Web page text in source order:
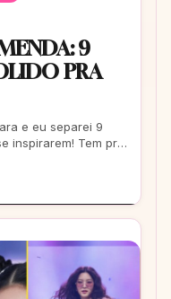
9
PRA
e eu separei 9
inspirarem! Tem pra